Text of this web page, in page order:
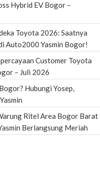
Hybrid EV Bogor –
Toyota 2026: Saatnya
Auto2000 Yasmin Bogor!
Customer Toyota
– Juli 2026
Hubungi Yosep,
Ritel Area Bogor Barat
Berlangsung Meriah